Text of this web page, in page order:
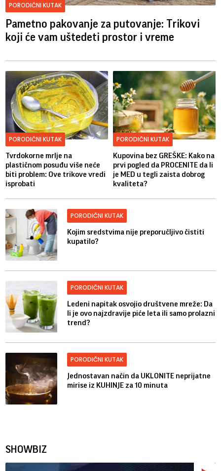
PORODIČNI KUTAK
Pametno pakovanje za putovanje: Trikovi
koji će vam uštedeti prostor i vreme
PORODIČNI KUTAK
Tvrdokorne mrlje na
plastičnom posuđu više neće
biti problem: Ove trikove vredi
isprobati
PORODIČNI KUTAK
Kupovina bez GREŠKE: Kako na
prvi pogled da PROCENITE da li
je MED u tegli zaista dobrog
kvaliteta?
PORODIČNI KUTAK
Kojim sredstvima nije preporučljivo čistiti
kupatilo?
PORODIČNI KUTAK
Ledeni napitak osvojio društvene mreže: Da
li je ovo najzdravije piće leta ili samo prolazni
trend?
PORODIČNI KUTAK
Jednostavan način da UKLONITE neprijatne
mirise iz KUHINJE za 10 minuta
SHOWBIZ